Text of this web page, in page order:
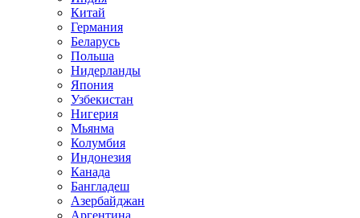
Китай
Германия
Беларусь
Польша
Нидерланды
Япония
Узбекистан
Нигерия
Мьянма
Колумбия
Индонезия
Канада
Бангладеш
Азербайджан